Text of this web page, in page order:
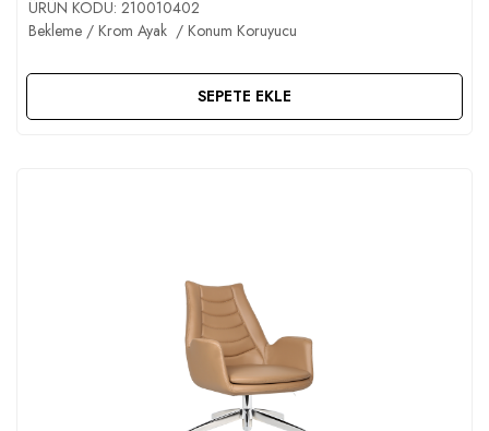
ÜRÜN KODU: 210010402
Bekleme / Krom Ayak / Konum Koruyucu
SEPETE EKLE